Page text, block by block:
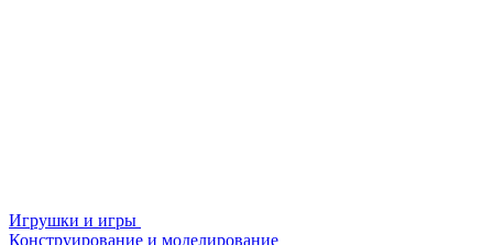
Игрушки и игры
Конструирование и моделирование